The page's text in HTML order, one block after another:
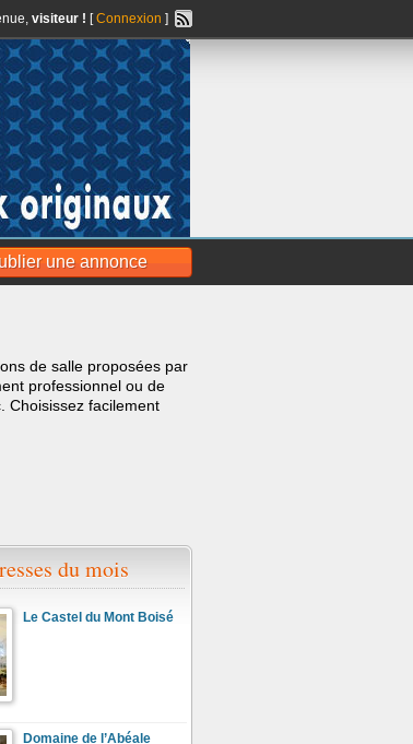
visiteur ! [Connexion ]
une annonce
de salle proposées par
professionnel ou de
Choisissez facilement
du mois
Le Castel du Mont Boisé
Domaine de l’Abéale